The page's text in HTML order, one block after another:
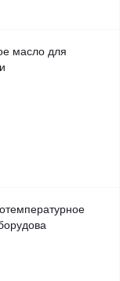
масло для